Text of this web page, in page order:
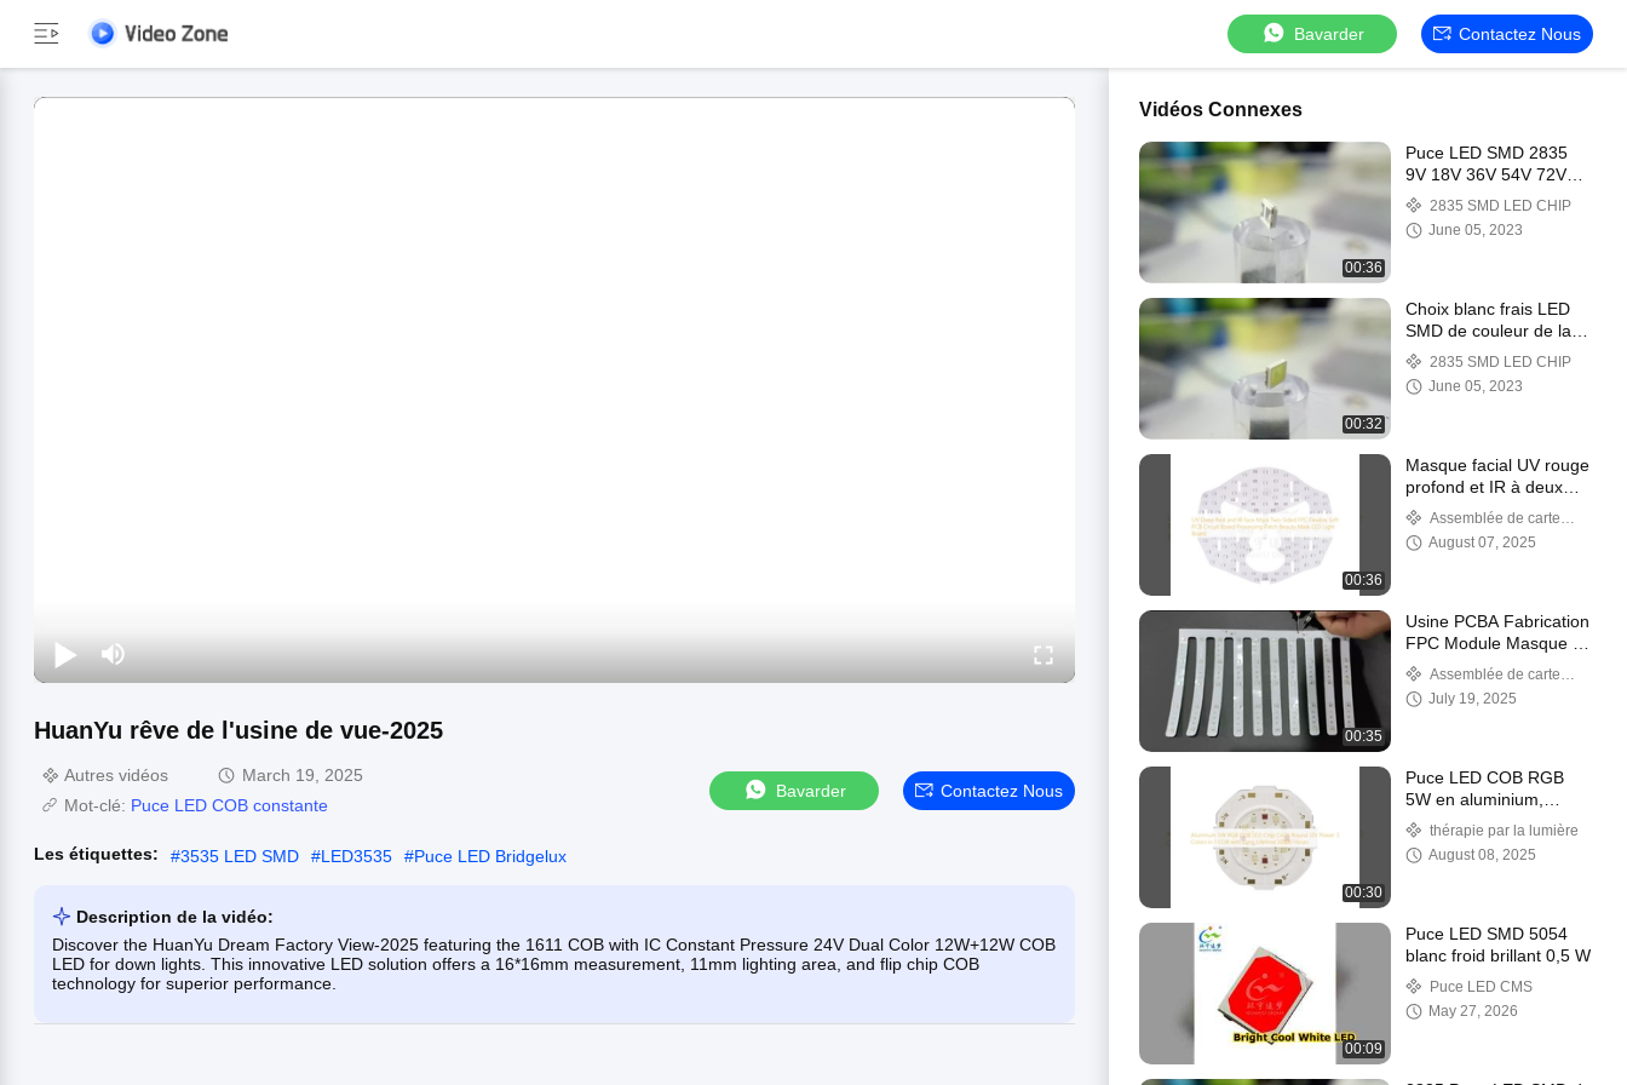
Bavarder Contactez Nous
HuanYu rêve de l'usine de vue-2025
Autres vidéos
March 19, 2025
Mot-clé: Puce LED COB constante
Bavarder Contactez Nous
Les étiquettes: #3535 LED SMD #LED3535 #Puce LED Bridgelux
Description de la vidéo:
Discover the HuanYu Dream Factory View-2025 featuring the 1611 COB with IC Constant Pressure 24V Dual Color 12W+12W COB
LED for down lights. This innovative LED solution offers a 16*16mm measurement, 11mm lighting area, and flip chip COB
technology for superior performance.
Vidéos Connexes
00:36
Puce LED SMD 2835
9V 18V 36V 54V 72V
Angle de vue large
gamme 120° blanc
2835 SMD LED CHIP
June 05, 2023
00:32
Choix blanc frais LED
SMD de couleur de la
puce 2835 polychromes
de SMD LED grand
2835 SMD LED CHIP
June 05, 2023
00:36
Masque facial UV rouge
profond et IR à deux
côtés FPC Flexible Soft
PCB Circuit Board
Processing Patch
Assemblée de carte
PCB de LED
August 07, 2025
00:35
Usine PCBA Fabrication
FPC Module Masque de
BeautéAssemblée de carte
PCB de LED
July 19, 2025
00:30
Puce LED COB RGB
5W en aluminium,
cercle rond, 12V, 3
couleurs en 1 COB,
longue durée de vie 50
thérapie par la lumière
August 08, 2025
00:09
Puce LED SMD 5054
blanc froid brillant 0,5 W
Puce LED CMS
May 27, 2026